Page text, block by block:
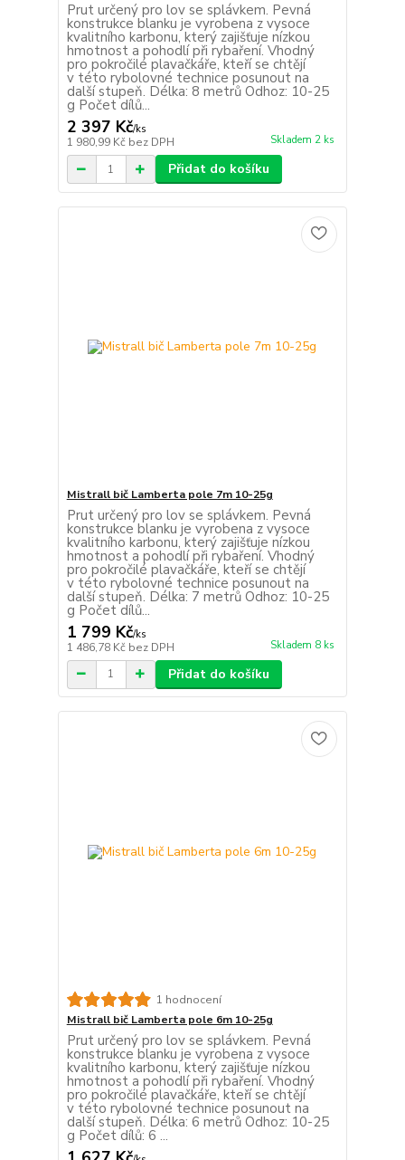
Prut určený pro lov se splávkem. Pevná
konstrukce blanku je vyrobena z vysoce
kvalitního karbonu, který zajišťuje nízkou
hmotnost a pohodlí při rybaření. Vhodný
pro pokročilé plavačkáře, kteří se chtějí
v této rybolovné technice posunout na
další stupeň. Délka: 8 metrů Odhoz: 10-25
g Počet dílů...
2 397 Kč/ks
1 980,99 Kč bez DPH Skladem 2 ks
Přidat do košíku
Mistrall bič Lamberta pole 7m 10-25g
Prut určený pro lov se splávkem. Pevná
konstrukce blanku je vyrobena z vysoce
kvalitního karbonu, který zajišťuje nízkou
hmotnost a pohodlí při rybaření. Vhodný
pro pokročilé plavačkáře, kteří se chtějí
v této rybolovné technice posunout na
další stupeň. Délka: 7 metrů Odhoz: 10-25
g Počet dílů...
1 799 Kč/ks
1 486,78 Kč bez DPH Skladem 8 ks
Přidat do košíku
1 hodnocení
Mistrall bič Lamberta pole 6m 10-25g
Prut určený pro lov se splávkem. Pevná
konstrukce blanku je vyrobena z vysoce
kvalitního karbonu, který zajišťuje nízkou
hmotnost a pohodlí při rybaření. Vhodný
pro pokročilé plavačkáře, kteří se chtějí
v této rybolovné technice posunout na
další stupeň. Délka: 6 metrů Odhoz: 10-25
g Počet dílů: 6 ...